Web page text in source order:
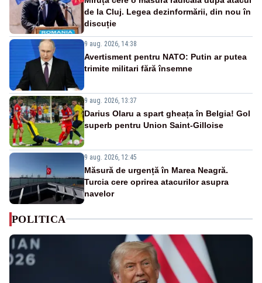
de la Cluj. Legea dezinformării, din nou în
discuție
9 aug. 2026, 14:38
Avertisment pentru NATO: Putin ar putea
trimite militari fără însemne
9 aug. 2026, 13:37
Darius Olaru a spart gheața în Belgia! Gol
superb pentru Union Saint-Gilloise
9 aug. 2026, 12:45
Măsură de urgență în Marea Neagră.
Turcia cere oprirea atacurilor asupra
navelor
POLITICA